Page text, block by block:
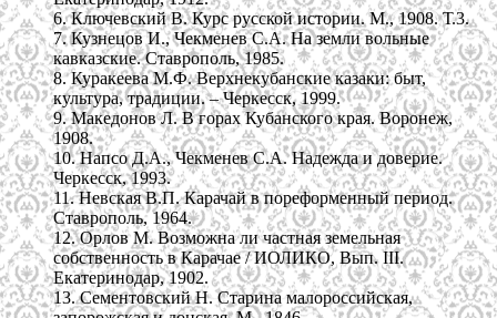
6. Ключевский В. Курс русской истории. М., 1908. Т.3.
7. Кузнецов И., Чекменев С.А. На земли вольные
кавказские. Ставрополь, 1985.
8. Куракеева М.Ф. Верхнекубанские казаки: быт,
культура, традиции. – Черкесск, 1999.
9. Македонов Л. В горах Кубанского края. Воронеж,
1908.
10. Напсо Д.А., Чекменев С.А. Надежда и доверие.
Черкесск, 1993.
11. Невская В.П. Карачай в пореформенный период.
Ставрополь, 1964.
12. Орлов М. Возможна ли частная земельная
собственность в Карачае / ИОЛИКО, Вып. III.
Екатеринодар, 1902.
13. Сементовский Н. Старина малороссийская,